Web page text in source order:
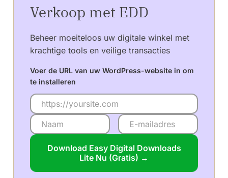
Verkoop met EDD
Beheer moeiteloos uw digitale winkel met
krachtige tools en veilige transacties
Voer de URL van uw WordPress-website in om
te installeren
Download Easy Digital Downloads
Lite Nu (Gratis) →